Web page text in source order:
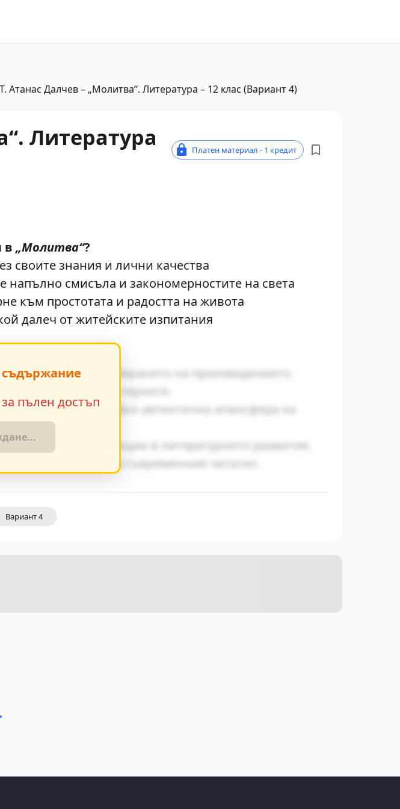
Атанас Далчев – „Молитва“. Литература – 12 клас (Вариант 4)
Литература
Платен материал - 1 кредит
в „Молитва“?
своите знания и лични качества
напълно смисъла и закономерностите на света
към простотата и радостта на живота
далеч от житейските изпитания
значение за разбирането на произведението.
поведението на героите.
разказ, създавайки автентична атмосфера на
общите тенденции в литературното развитие.
актуалност и за съвременния читател.
пълен достъп
Вариант 4